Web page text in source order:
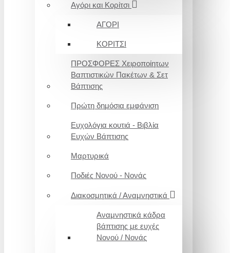
Αγόρι και Κορίτσι
ΑΓΟΡΙ
ΚΟΡΙΤΣΙ
ΠΡΟΣΦΟΡΕΣ Χειροποίητων
Βαπτιστικών Πακέτων & Σετ
Βάπτισης
Πρώτη δημόσια εμφάνιση
Ευχολόγια κουτιά - Βιβλία
Ευχών Βάπτισης
Μαρτυρικά
Ποδιές Νονού - Νονάς
Διακοσμητικά / Αναμνηστικά
Αναμνηστικά κάδρα
βάπτισης με ευχές
Νονού / Νονάς